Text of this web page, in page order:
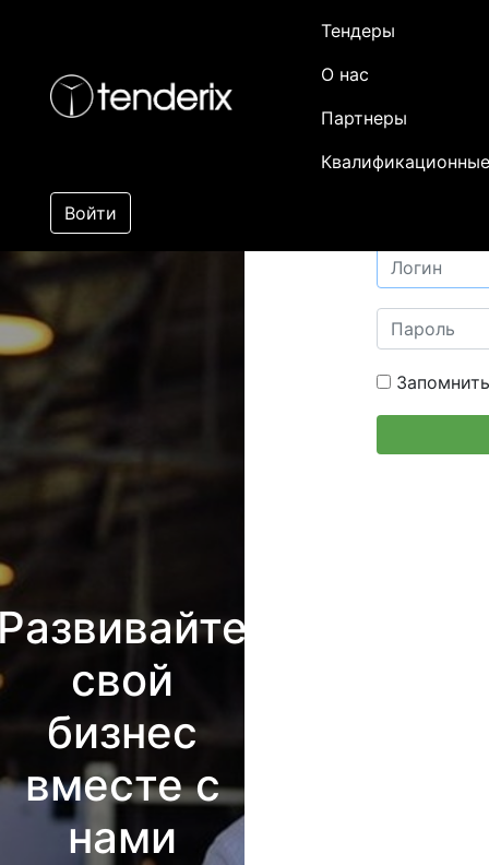
Тендеры
О нас
Партнеры
Войти
свой
бизнес
вместе с
нами